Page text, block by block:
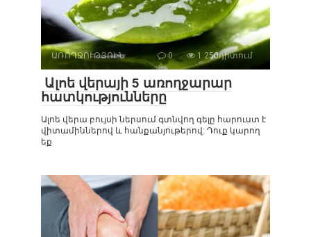
ԱՌՈՂՋՈՒԹՅՈԻՆ 0 1 250դիտում
Ալոե վերայի 5 առողջարար
հատկությունները
Ալոե վերա բույսի ներսում գտնվող գելը հարուստ է
վիտամիններով և հանքանյութերով: Դուք կարող
եք